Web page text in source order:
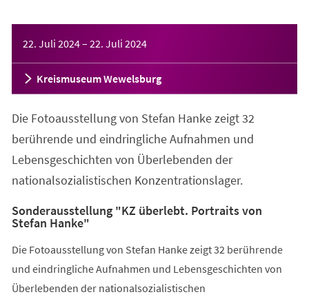
22. Juli 2024– 22. Juli 2024
Kreismuseum Wewelsburg
Die Fotoausstellung von Stefan Hanke zeigt 32
berührende und eindringliche Aufnahmen und
Lebensgeschichten von Überlebenden der
nationalsozialistischen Konzentrationslager.
Sonderausstellung "KZ überlebt. Portraits von
Stefan Hanke"
Die Fotoausstellung von Stefan Hanke zeigt 32 berührende
und eindringliche Aufnahmen und Lebensgeschichten von
Überlebenden der nationalsozialistischen